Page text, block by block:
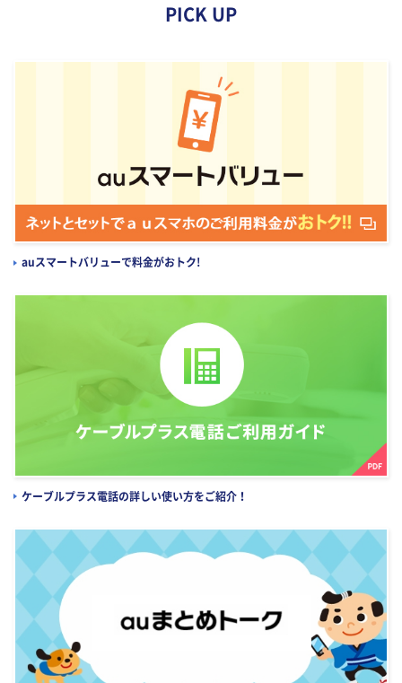
PICK UP
auスマートバリューで料金がおトク!
ケーブルプラス電話の詳しい使い方をご紹介！